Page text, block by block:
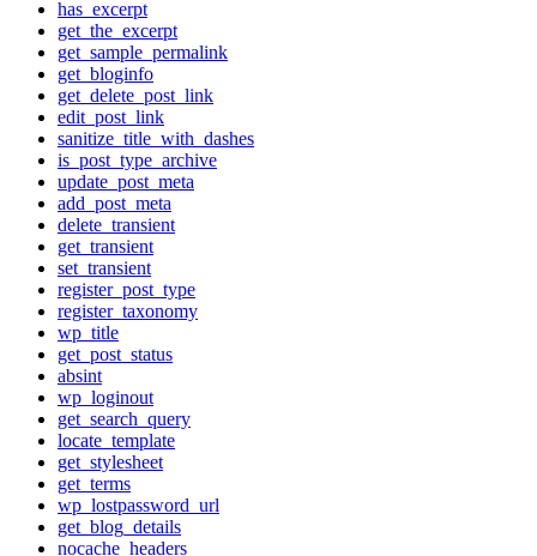
has_excerpt
get_the_excerpt
get_sample_permalink
get_bloginfo
get_delete_post_link
edit_post_link
sanitize_title_with_dashes
is_post_type_archive
update_post_meta
add_post_meta
delete_transient
get_transient
set_transient
register_post_type
register_taxonomy
wp_title
get_post_status
absint
wp_loginout
get_search_query
locate_template
get_stylesheet
get_terms
wp_lostpassword_url
get_blog_details
nocache_headers